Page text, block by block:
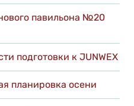
павильона №20
подготовки к JUNWEX
планировка осени